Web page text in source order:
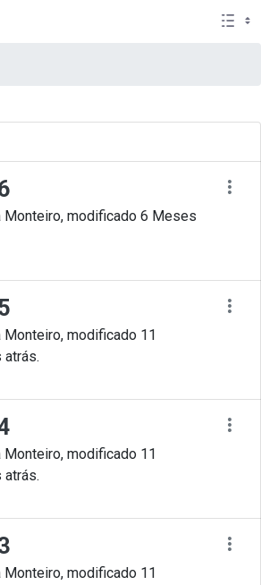
Monteiro, modificado 6 Meses
Monteiro, modificado 11
Monteiro, modificado 11
Monteiro, modificado 11